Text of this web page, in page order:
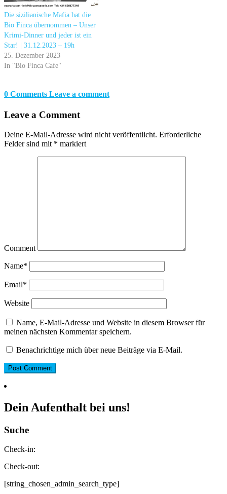
Die sizilianische Mafia hat die
Bio Finca übernommen – Unser
Krimi-Dinner und jeder ist ein
Star! | 31.12.2023 – 19h
25. Dezember 2023
In "Bio Finca Cafe"
0 Comments Leave a comment
Leave a Comment
Deine E-Mail-Adresse wird nicht veröffentlicht. Erforderliche
Felder sind mit * markiert
Comment
Name*
Email*
Website
Name, E-Mail-Adresse und Website in diesem Browser für
meinen nächsten Kommentar speichern.
Benachrichtige mich über neue Beiträge via E-Mail.
Dein Aufenthalt bei uns!
Suche
Check-in:
Check-out:
[string_chosen_admin_search_type]